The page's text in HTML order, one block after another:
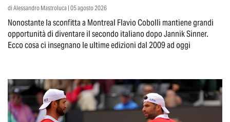
di Alessandro Mastroluca | 05 agosto 2026
Nonostante la sconfitta a Montreal Flavio Cobolli mantiene grandi
opportunità di diventare il secondo italiano dopo Jannik Sinner.
Ecco cosa ci insegnano le ultime edizioni dal 2009 ad oggi